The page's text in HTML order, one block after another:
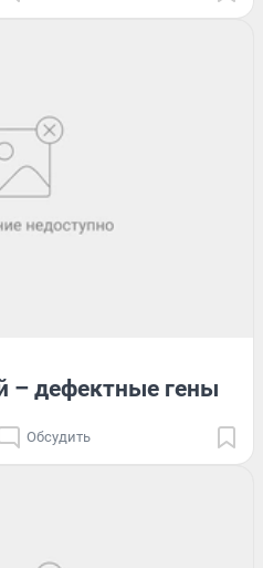
– дефектные гены
Обсудить